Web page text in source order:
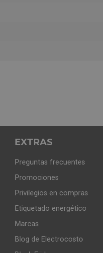
EXTRAS
Preguntas frecuentes
Promociones
Privilegios en compras
Etiquetado energético
Marcas
Blog de Electrocosto